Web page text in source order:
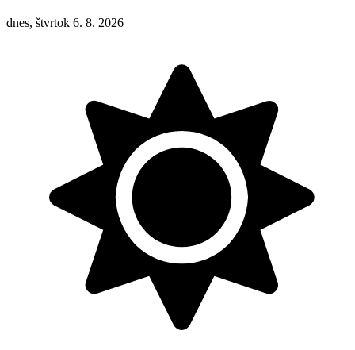
dnes, štvrtok 6. 8. 2026